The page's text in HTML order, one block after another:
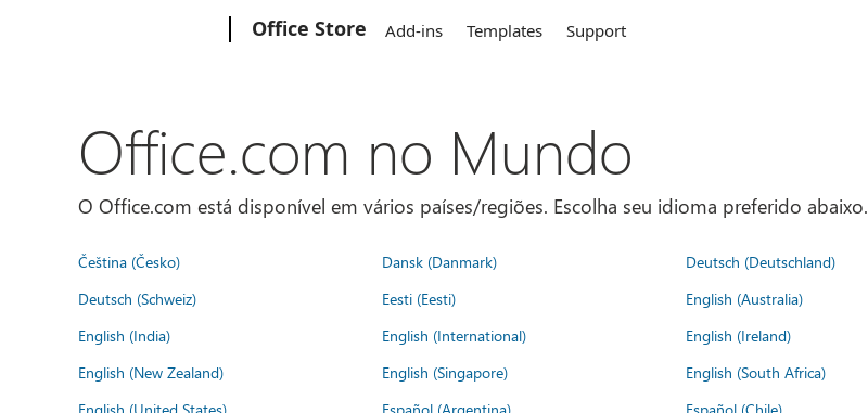
Office Store Add-ins Templates Support
Office.com no Mundo
O Office.com está disponível em vários países/regiões. Escolha seu idioma preferido abaixo.
Čeština (Česko) Dansk (Danmark) Deutsch (Deutschland)
Deutsch (Schweiz)
Eesti (Eesti) English (Australia)
English (India)
English (International) English (Ireland)
English (New Zealand)
English (Singapore) English (South Africa)
English (United States)
Español (Argentina) Español (Chile)